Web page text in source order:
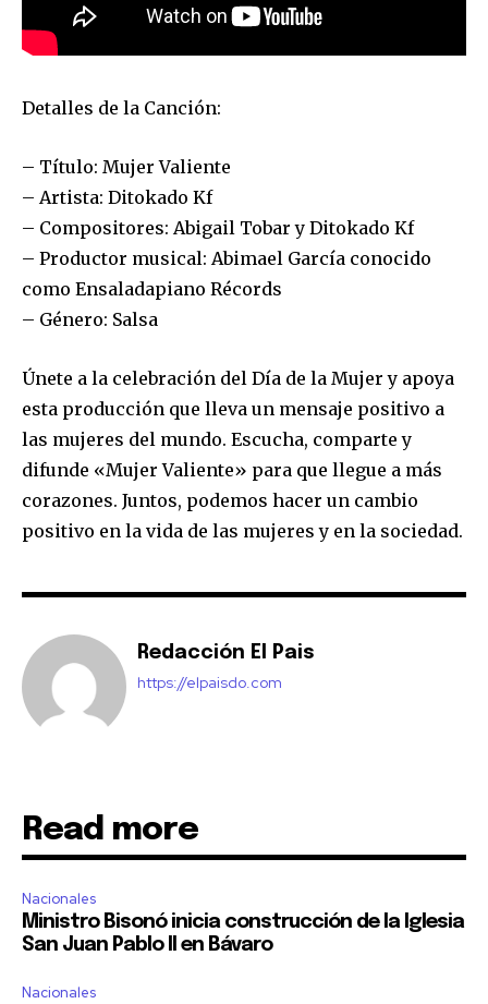
Detalles de la Canción:
– Título: Mujer Valiente
– Artista: Ditokado Kf
– Compositores: Abigail Tobar y Ditokado Kf
– Productor musical: Abimael García conocido
como Ensaladapiano Récords
– Género: Salsa
Únete a la celebración del Día de la Mujer y apoya
esta producción que lleva un mensaje positivo a
las mujeres del mundo. Escucha, comparte y
difunde «Mujer Valiente» para que llegue a más
corazones. Juntos, podemos hacer un cambio
positivo en la vida de las mujeres y en la sociedad.
Redacción El Pais
https://elpaisdo.com
Read more
Nacionales
Ministro Bisonó inicia construcción de la Iglesia
San Juan Pablo II en Bávaro
Nacionales